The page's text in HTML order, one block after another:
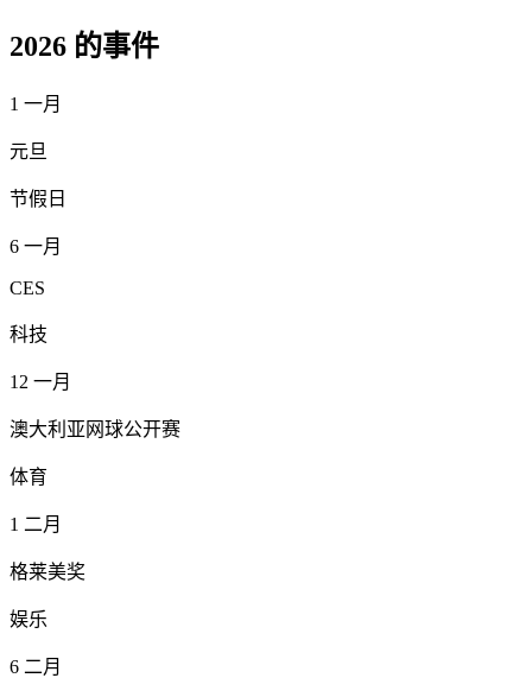
2026 的事件
1 一月
元旦
节假日
6 一月
CES
科技
12 一月
澳大利亚网球公开赛
体育
1 二月
格莱美奖
娱乐
6 二月